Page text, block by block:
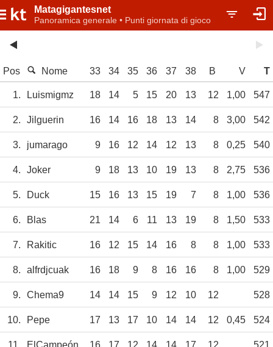
Matagigantesnet
Panoramica generale • Punti giornata di gioco
Pos Nome 33 34 35 36 37 38 B V T
1. Luismigmz 18 14 5 15 20 13 12 1,00 547
2. Jilguerin 16 14 16 18 13 14 8 3,00 542
3. jumarago 9 16 12 14 12 13 8 0,25 540
4. Joker 9 18 13 10 19 13 8 2,75 536
5. Duck 15 16 13 15 19 7 8 1,00 536
6. Blas 21 14 6 11 13 19 8 1,50 533
7. Rakitic 16 12 15 14 16 8 8 1,00 533
8. alfrdjcuak 16 18 9 8 16 16 8 1,00 529
9. Chema9 14 14 15 9 12 10 12 528
10. Pepe 17 13 17 10 14 14 12 0,45 524